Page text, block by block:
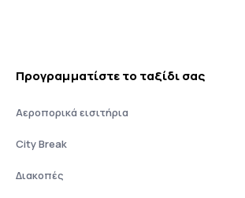
Προγραμματίστε το ταξίδι σας
Αεροπορικά εισιτήρια
City Break
Διακοπές